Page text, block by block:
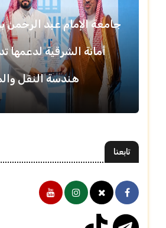
جامعة الإمام عبد
أمانة الشرقية لدعمها
هندسة النقل
تابعنا